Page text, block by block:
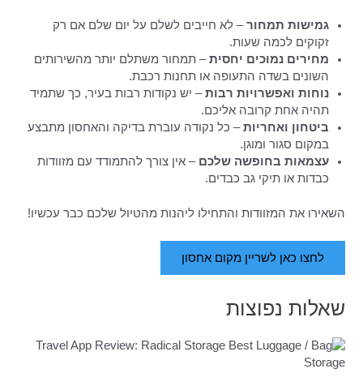
גמישות תמחור– לא חייבים לשלם על יום שלם אם רק
זקוקים לכמה שעות.
מחירים נמוכים יחסית– תמחור משתלם יותר מהשירותים
השונים בשדה התעופה או תחנות רכבת.
נוחות ואפשרויות רבות– יש נקודות רבות בעיר, כך שתמיד
תהיה אחת קרובה אליכם.
ביטחון ואחריות– כל נקודה עוברת בדיקה והאחסון מתבצע
במקום סגור ומוגן.
עצמאות בחופשה שלכם – אין צורך להתמודד עם מזוודות
כבדות או תיקי גב כבדים.
השאירו את המזוודות והתחילו ליהנות מהטיול שלכם כבר עכשיו!
לחצו כאן לשריין מקום אחסון
שאלות נפוצות